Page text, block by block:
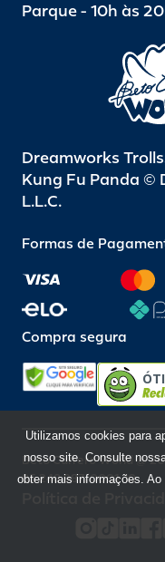
Parque - 10h às
Dreamworks
Kung Fu Panda ©
L.L.C.
Formas de
Compra segura
Beto Carrero World @
85.248.987/0001-10
Política de
Utilizamos cookies para
nosso site. Consulte
obter mais informações.